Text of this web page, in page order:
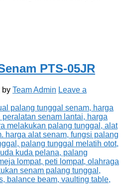
PTS-05JR
by Team Admin Leave a